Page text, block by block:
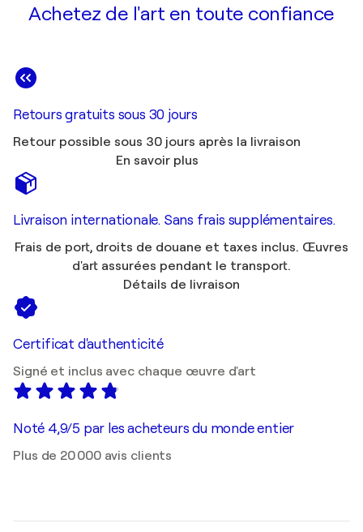
Achetez de l'art en toute confiance
Retours gratuits sous 30 jours
Retour possible sous 30 jours après la livraison
En savoir plus
Livraison internationale. Sans frais supplémentaires.
Frais de port, droits de douane et taxes inclus. Œuvres
d'art assurées pendant le transport.
Détails de livraison
Certificat d'authenticité
Signé et inclus avec chaque œuvre d'art
Noté 4,9/5 par les acheteurs du monde entier
Plus de 20 000 avis clients